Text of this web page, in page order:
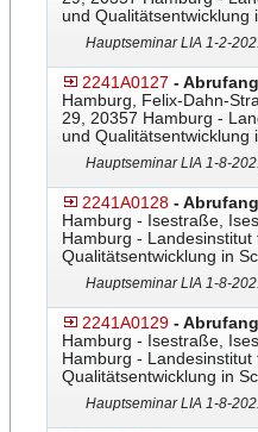
und Qualitätsentwicklung
Hauptseminar LIA 1-2-
2241A0127 -
Hamburg, Felix-Dahn-
29, 20357 Hamburg -
und Qualitätsentwicklung
Hauptseminar LIA 1-8-
2241A0128 -
Hamburg - Isestraße,
Hamburg -
Qualitätsentwicklung in
Hauptseminar LIA 1-8-
2241A0129 -
Hamburg - Isestraße,
Hamburg -
Qualitätsentwicklung in
Hauptseminar LIA 1-8-